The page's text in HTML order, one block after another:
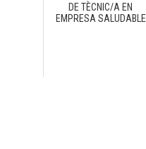
DE TÈCNIC/A EN
EMPRESA SALUDABLE